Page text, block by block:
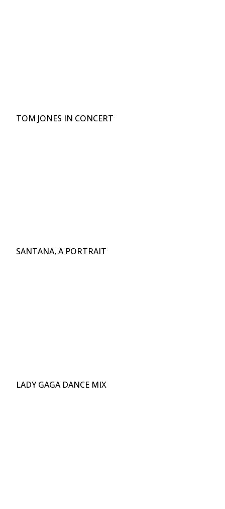
TOM JONES IN CONCERT
SANTANA, A PORTRAIT
LADY GAGA DANCE MIX